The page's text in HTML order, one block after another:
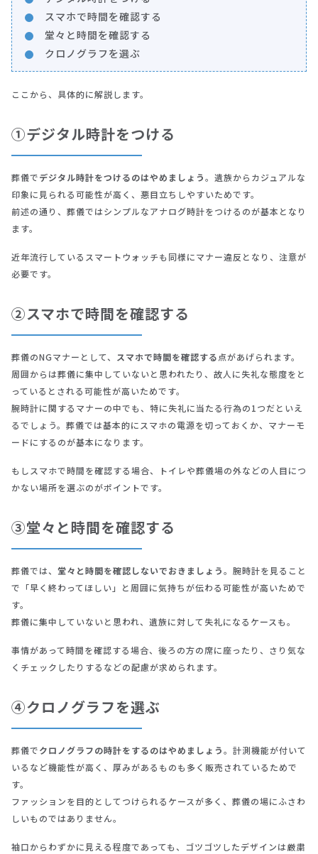
スマホで時間を確認する
堂々と時間を確認する
クロノグラフを選ぶ
ここから、具体的に解説します。
①デジタル時計をつける
葬儀でデジタル時計をつけるのはやめましょう。遺族からカジュアルな
印象に見られる可能性が高く、悪目立ちしやすいためです。
前述の通り、葬儀ではシンプルなアナログ時計をつけるのが基本となり
ます。
近年流行しているスマートウォッチも同様にマナー違反となり、注意が
必要です。
②スマホで時間を確認する
葬儀のNGマナーとして、 スマホで時間を確認する点があげられます。
周囲からは葬儀に集中していないと思われたり、故人に失礼な態度をと
っているとされる可能性が高いためです。
腕時計に関するマナーの中でも、特に失礼に当たる行為の1つだといえ
るでしょう。葬儀では基本的にスマホの電源を切っておくか、マナーモ
ードにするのが基本になります。
もしスマホで時間を確認する場合、トイレや葬儀場の外などの人目につ
かない場所を選ぶのがポイントです。
③堂々と時間を確認する
葬儀では、 堂々と時間を確認しないでおきましょう。腕時計を見ること
で「早く終わってほしい」と周囲に気持ちが伝わる可能性が高いためで
す。
葬儀に集中していないと思われ、遺族に対して失礼になるケースも。
事情があって時間を確認する場合、後ろの方の席に座ったり、さり気な
くチェックしたりするなどの配慮が求められます。
④クロノグラフを選ぶ
葬儀でクロノグラフの時計をするのはやめましょう。計測機能が付いて
いるなど機能性が高く、厚みがあるものも多く販売されているためで
す。
ファッションを目的としてつけられるケースが多く、葬儀の場にふさわ
しいものではありません。
袖口からわずかに見える程度であっても、ゴツゴツしたデザインは厳粛